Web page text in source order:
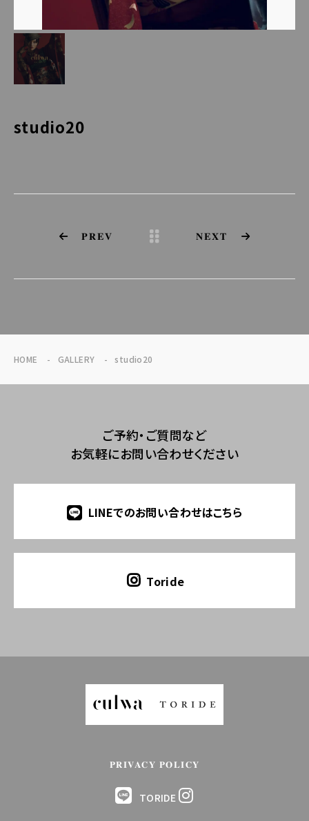
studio20
PREV NEXT
HOME GALLERY studio20
ご予約・ご質問など
お気軽にお問い合わせください
LINEでのお問い合わせはこちら
Toride
PRIVACY POLICY
TORIDE